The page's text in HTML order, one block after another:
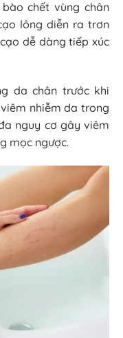
chết vùng chân
lông diễn ra trơn
dễ dàng tiếp xúc
da chân trước khi
nhiễm da trong
nguy cơ gây viêm
mọc ngược.